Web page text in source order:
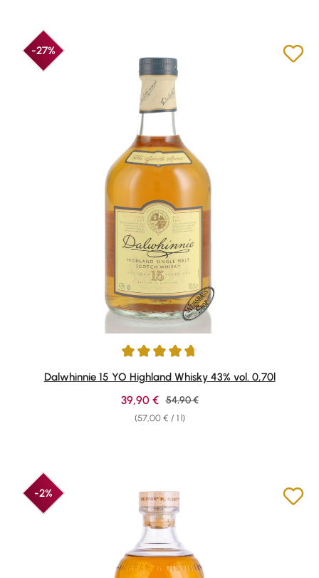
-27%
Average rating of 4.82 out of 5 stars
Dalwhinnie 15 YO Highland Whisky 43% vol. 0,70l
(57,00 € / 1 l)
Sale price:
39,90 € Regular price:
54,90 €
-2%